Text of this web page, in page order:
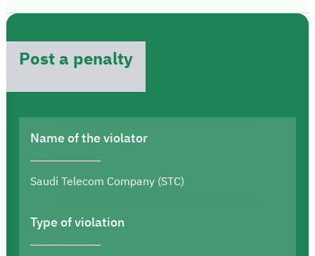
Post a penalty
Name of the violator
Saudi Telecom Company (STC)
Type of violation